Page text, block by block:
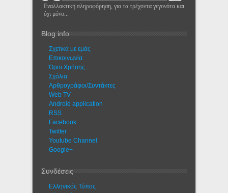
Εναλλακτική πληροφόρηση, για τα τρέχοντα γεγονότα και
όχι μόνο...
Blog info
Σχετικά με εμάς
Eπικοινωνία
Όροι Χρήσης
Σχόλια
Αρθρογράφοι/Συντάκτες
Web TV
Android application
RSS
Facebook
Twitter
Youtube Channel
Google+
Συνδέσεις
Ελληνικός Τύπος